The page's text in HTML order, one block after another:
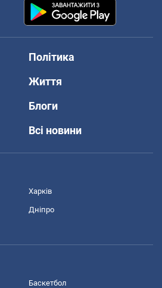
Політика
Життя
Блоги
Всі новини
Харків
Дніпро
Баскетбол